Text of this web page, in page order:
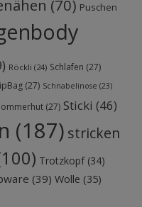
(70) Puschen
Röckli (24) Schlafen (27)
(27) Schnabelinose (23)
(27) Sticki (46)
(187) stricken
Trotzkopf(34)
(39) Wolle (35)